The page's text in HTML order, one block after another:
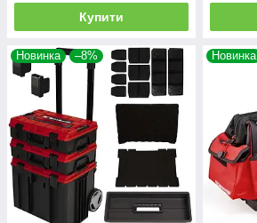
Купити
Новинка –8% Новинка